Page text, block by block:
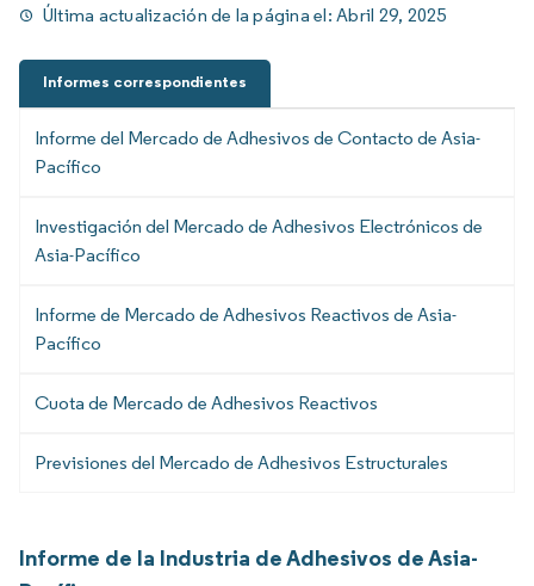
Última actualización de la página el:Abril 29, 2025
Informes correspondientes
Informe del Mercado de Adhesivos de Contacto de Asia-
Pacífico
Investigación del Mercado de Adhesivos Electrónicos de
Asia-Pacífico
Informe de Mercado de Adhesivos Reactivos de Asia-
Pacífico
Cuota de Mercado de Adhesivos Reactivos
Previsiones del Mercado de Adhesivos Estructurales
Informe de la Industria de Adhesivos de Asia-